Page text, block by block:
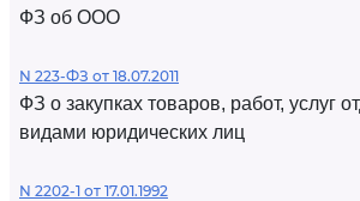
ФЗ об ООО
N 223-ФЗ от 18.07.2011
ФЗ о закупках товаров, работ, услуг
видами юридических лиц
N 2202-1 от 17.01.1992